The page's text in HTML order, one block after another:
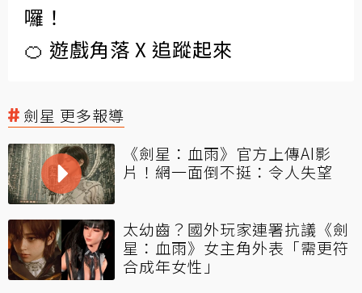
囉！
🍊 遊戲角落 X 追蹤起來
劍星 更多報導
《劍星：血雨》官方上傳AI影
片！網一面倒不挺：令人失望
太幼齒？國外玩家連署抗議《劍
星：血雨》女主角外表「需更符
合成年女性」